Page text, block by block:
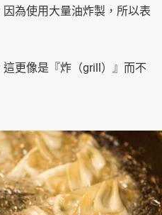
為使用大量油炸製，所以表
更像是『炸（grill）』而不